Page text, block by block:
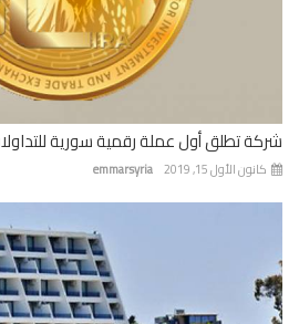
تطلق أول عملة رقمية سورية للتداولات
emmarsyria الأول 15, 2019